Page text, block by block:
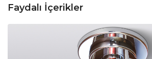
Faydalı İçerikler